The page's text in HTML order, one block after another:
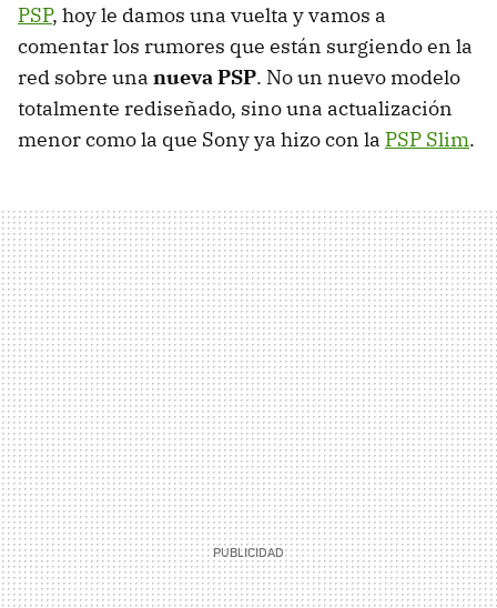
PSP, hoy le damos una vuelta y vamos a
comentar los rumores que están surgiendo en la
red sobre una nueva PSP. No un nuevo modelo
totalmente rediseñado, sino una actualización
menor como la que Sony ya hizo con la PSP Slim.